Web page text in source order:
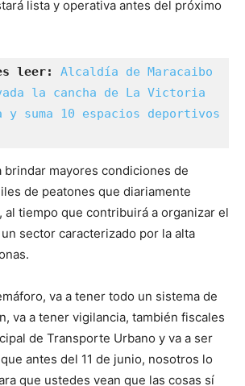
lista y operativa antes del próximo
leer:
Alcaldía de Maracaibo
la cancha de La Victoria
y suma 10 espacios deportivos
brindar mayores condiciones de
de peatones que diariamente
al tiempo que contribuirá a organizar el
sector caracterizado por la alta
va a tener todo un sistema de
va a tener vigilancia, también fiscales
de Transporte Urbano y va a ser
antes del 11 de junio, nosotros lo
que ustedes vean que las cosas sí